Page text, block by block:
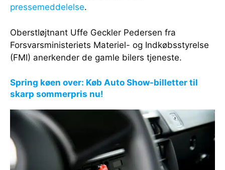
pressemeddelelse.
Oberstløjtnant Uffe Geckler Pedersen fra
Forsvarsministeriets Materiel- og Indkøbsstyrelse
(FMI) anerkender de gamle bilers tjeneste.
Spring køen over: Køb Auto Show-billetter til
skarp sommerpris nu!